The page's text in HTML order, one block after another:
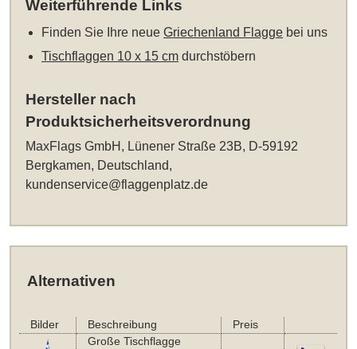
Weiterführende Links
Finden Sie Ihre neueGriechenland Flagge bei uns
Tischflaggen 10 x 15 cm durchstöbern
Hersteller nach
Produktsicherheitsverordnung
MaxFlags GmbH, Lünener Straße 23B, D-59192
Bergkamen, Deutschland,
kundenservice@flaggenplatz.de
Alternativen
Bilder Beschreibung
Preis
Große Tischflagge